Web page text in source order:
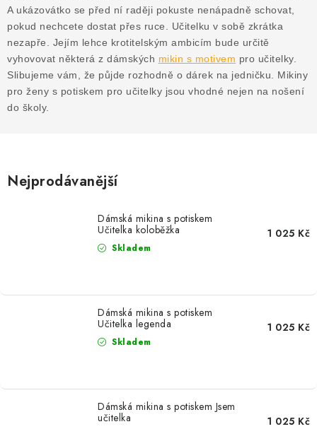
OKAMŽITĚ K ODBĚRU
B2B
MÁM SRDCE POMÁHÁM
PROVIZNÍ SYSTÉM
Časté otázky
Doprava a platba
Obchodní podmínky
A ukázovátko se před ní raději pokuste nenápadně schovat,
pokud nechcete dostat přes ruce. Učitelku v sobě zkrátka
nezapře. Jejím lehce krotitelským ambicím bude určitě
vyhovovat některá z dámských mikin s motivem pro učitelky.
Slibujeme vám, že půjde rozhodně o dárek na jedničku. Mikiny
pro ženy s potiskem pro učitelky jsou vhodné nejen na nošení
do školy.
Nejprodávanější
Dámská mikina s potiskem
Učitelka koloběžka
Skladem
1 025 Kč
Dámská mikina s potiskem
Učitelka legenda
Skladem
1 025 Kč
Dámská mikina s potiskem Jsem
učitelka
1 025 Kč